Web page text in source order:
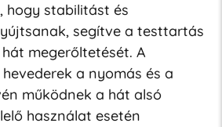
hogy stabilitást és
segítve a testtartás
megerőltetését. A
a nyomás és a
működnek a hát alsó
használat esetén